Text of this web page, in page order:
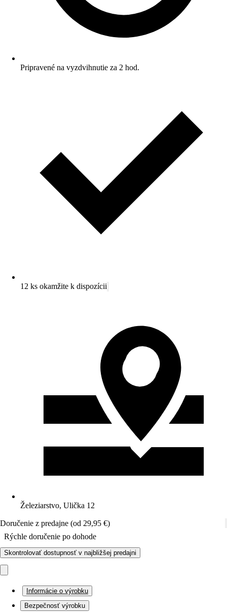
Pripravené na vyzdvihnutie za 2 hod.
12 ks okamžite k dispozícii
Železiarstvo, Ulička 12
Doručenie z predajne (od 29,95 €)
Rýchle doručenie po dohode
Skontrolovať dostupnosť v najbližšej predajni
Informácie o výrobku
Bezpečnosť výrobku